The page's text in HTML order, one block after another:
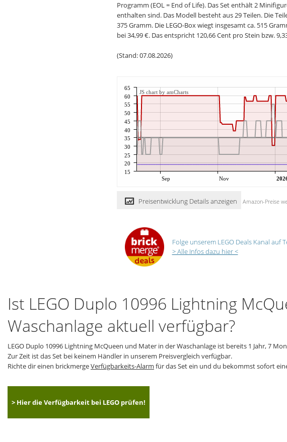
Programm (EOL = End of Life). Das Set enthält 2
enthalten sind. Das Modell besteht aus 29 Teilen. Die
375 Gramm. Die LEGO-Box wiegt insgesamt ca. 515
bei 34,99 €. Das entspricht 120,66 Cent pro Stein bzw.
(Stand: 07.08.2026)
Sep Nov
15
20
25
30
35
40
45
50
55
60
65
JS chart by amCharts
Preisentwicklung Details anzeigen Amazon-Preise
Folge unserem LEGO Deals Kanal auf
> Alle Infos dazu hier <
Ist LEGO Duplo 10996 Lightning
Waschanlage aktuell verfügbar?
LEGO Duplo 10996 Lightning McQueen und Mater in der Waschanlage ist bereits 1 Jahr, 7
Zur Zeit ist das Set bei keinem Händler in unserem Preisvergleich verfügbar.
Richte dir einen brickmergeVerfügbarkeits-Alarm für das Set ein und du bekommst sofort
> Hier die Verfügbarkeit bei LEGO prüfen!